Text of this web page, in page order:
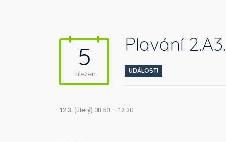
5
Březen
Plavání
UDÁLOSTI
12.3. (úterý) 08:50 – 12:30